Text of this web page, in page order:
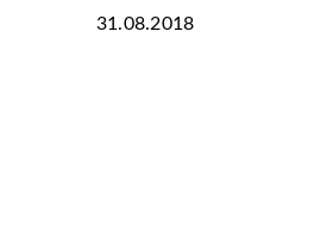
31.08.2018